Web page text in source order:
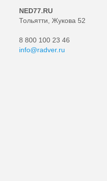
NED77.RU
Тольятти, Жукова 52
8 800 100 23 46
info@radver.ru